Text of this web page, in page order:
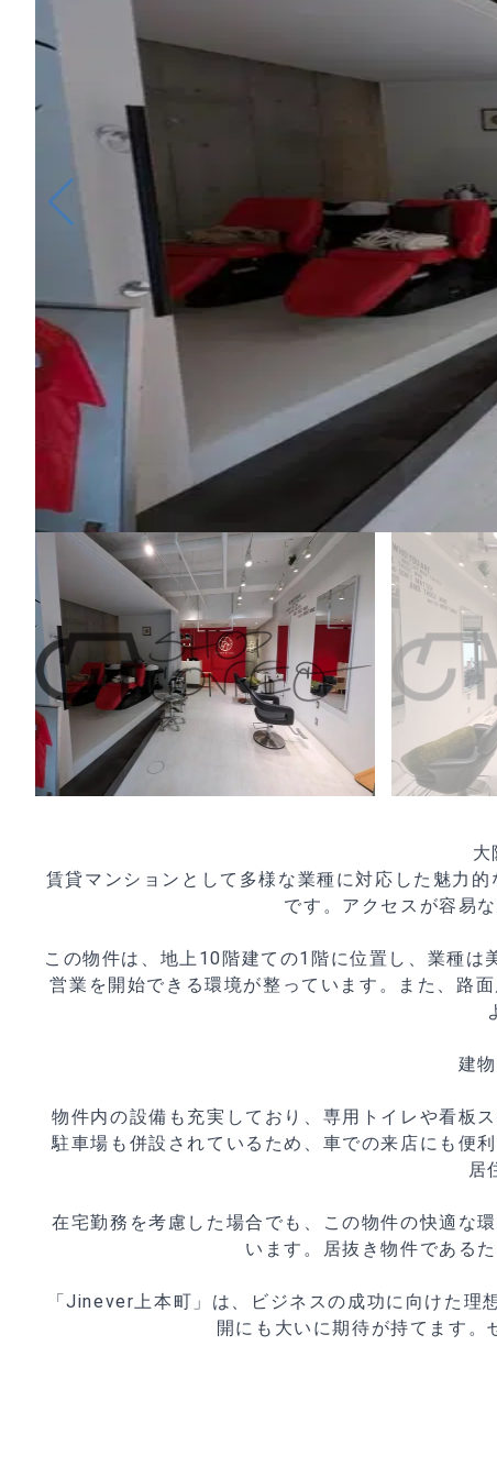
大
賃貸マンションとして多様な業種に対応した魅力
です。アクセスが容易
この物件は、地上10階建ての1階に位置し、業種
営業を開始できる環境が整っています。また、路
建
物件内の設備も充実しており、専用トイレや看板
駐車場も併設されているため、車での来店にも便
居
在宅勤務を考慮した場合でも、この物件の快適な
います。居抜き物件である
「Jinever上本町」は、ビジネスの成功に向けた
開にも大いに期待が持てます。